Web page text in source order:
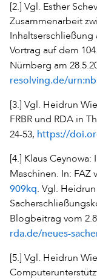
[2.] Vgl. Esther
Zusammenarbeit
Vortrag auf dem
Nürnberg am
resolving.de/
[3.] Vgl. Heidrun
FRBR und RDA in
24-53, https://
[4.] Klaus
Maschinen. In: FAZ
909kq. Vgl.
Blogbeitrag vom
rda.de/neues-
[5.] Vgl. Heidrun